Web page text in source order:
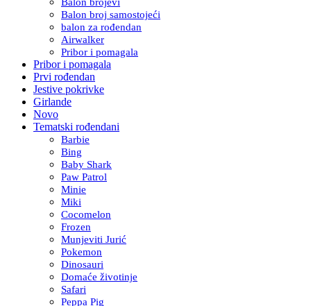
Balon broj samostojeći
balon za rođendan
Airwalker
Pribor i pomagala
Pribor i pomagala
Prvi rođendan
Jestive pokrivke
Girlande
Novo
Tematski rođendani
Barbie
Bing
Baby Shark
Paw Patrol
Minie
Miki
Cocomelon
Frozen
Munjeviti Jurić
Pokemon
Dinosauri
Domaće životinje
Safari
Peppa Pig